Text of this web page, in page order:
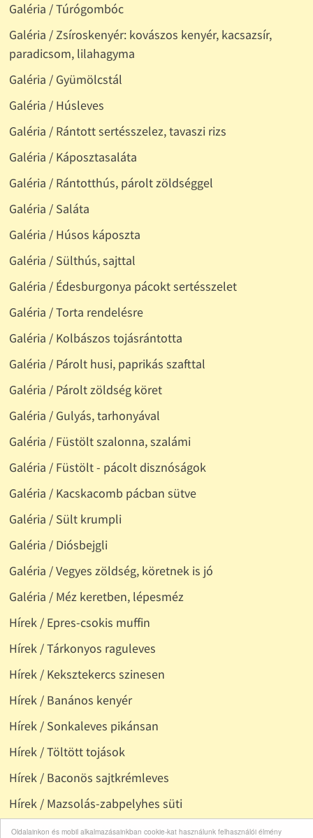
Oldalainkon és mobil alkalmazásainkban cookie-kat használunk felhasználói élmény
Galéria / Túrógombóc
Galéria / Zsíroskenyér: kovászos kenyér, kacsazsír,
paradicsom, lilahagyma
Galéria / Gyümölcstál
Galéria / Húsleves
Galéria / Rántott sertésszelez, tavaszi rizs
Galéria / Káposztasaláta
Galéria / Rántotthús, párolt zöldséggel
Galéria / Saláta
Galéria / Húsos káposzta
Galéria / Sülthús, sajttal
Galéria / Édesburgonya pácokt sertésszelet
Galéria / Torta rendelésre
Galéria / Kolbászos tojásrántotta
Galéria / Párolt husi, paprikás szafttal
Galéria / Párolt zöldség köret
Galéria / Gulyás, tarhonyával
Galéria / Füstölt szalonna, szalámi
Galéria / Füstölt - pácolt disznóságok
Galéria / Kacskacomb pácban sütve
Galéria / Sült krumpli
Galéria / Diósbejgli
Galéria / Vegyes zöldség, köretnek is jó
Galéria / Méz keretben, lépesméz
Hírek / Epres-csokis muffin
Hírek / Tárkonyos raguleves
Hírek / Keksztekercs szinesen
Hírek / Banános kenyér
Hírek / Sonkaleves pikánsan
Hírek / Töltött tojások
Hírek / Baconös sajtkrémleves
Hírek / Mazsolás-zabpelyhes süti
Hírek / Barackkal töltött csirkemell